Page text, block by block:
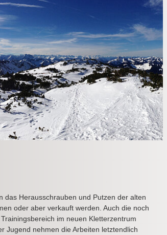
das Herausschrauben und Putzen der alten
oder aber verkauft werden. Auch die noch
im neuen Kletterzentrum
Jugend nehmen die Arbeiten letztendlich